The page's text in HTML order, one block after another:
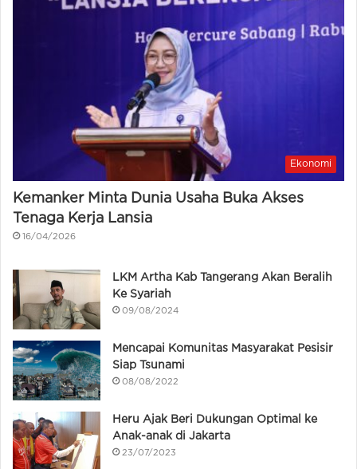
Ekonomi
Kemanker Minta Dunia Usaha Buka Akses
Tenaga Kerja Lansia
16/04/2026
LKM Artha Kab Tangerang Akan Beralih
Ke Syariah
09/08/2024
Mencapai Komunitas Masyarakat Pesisir
Siap Tsunami
08/08/2022
Heru Ajak Beri Dukungan Optimal ke
Anak-anak di Jakarta
23/07/2023